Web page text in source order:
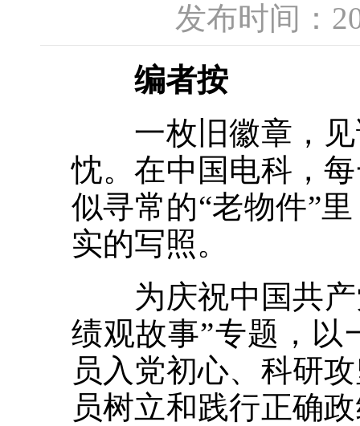
发布时间：
编者按
一枚旧徽章，见
忱。在中国电科，
似寻常的“老物件”
实的写照。
为庆祝中国共产
绩观故事”专题，以
员入党初心、科研
员树立和践行正确